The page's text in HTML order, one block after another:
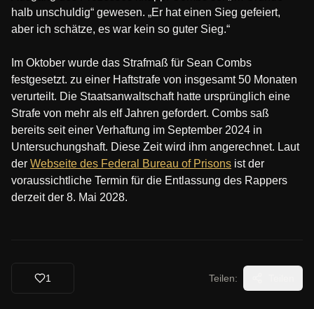
halb unschuldig“ gewesen. „Er hat einen Sieg gefeiert,
aber ich schätze, es war kein so guter Sieg.“
Im Oktober wurde das Strafmaß für Sean Combs
festgesetzt. zu einer Haftstrafe von insgesamt 50 Monaten
verurteilt. Die Staatsanwaltschaft hatte ursprünglich eine
Strafe von mehr als elf Jahren gefordert. Combs saß
bereits seit einer Verhaftung im September 2024 in
Untersuchungshaft. Diese Zeit wird ihm angerechnet. Laut
der Webseite des Federal Bureau of Prisons ist der
voraussichtliche Termin für die Entlassung des Rappers
derzeit der 8. Mai 2028.
1 Teilen: